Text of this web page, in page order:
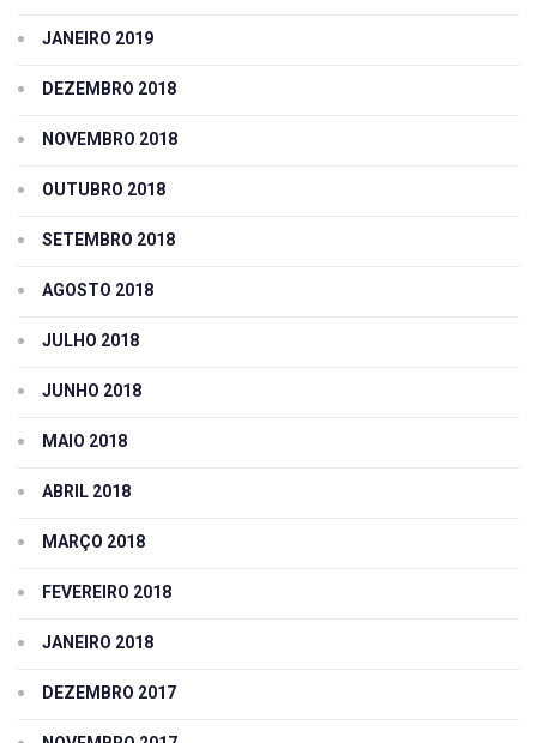
JANEIRO 2019
DEZEMBRO 2018
NOVEMBRO 2018
OUTUBRO 2018
SETEMBRO 2018
AGOSTO 2018
JULHO 2018
JUNHO 2018
MAIO 2018
ABRIL 2018
MARÇO 2018
FEVEREIRO 2018
JANEIRO 2018
DEZEMBRO 2017